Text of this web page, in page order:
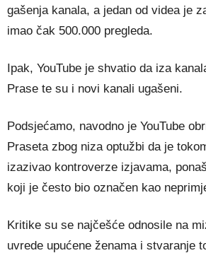
gašenja kanala, a jedan od videa je
imao čak 500.000 pregleda.
Ipak, YouTube je shvatio da iza
Prase te su i novi kanali ugašeni.
Podsjećamo, navodno je YouTube
Praseta zbog niza optužbi da je
izazivao kontroverze izjavama,
koji je često bio označen kao
Kritike su se najčešće odnosile na
uvrede upućene ženama i stvaranje